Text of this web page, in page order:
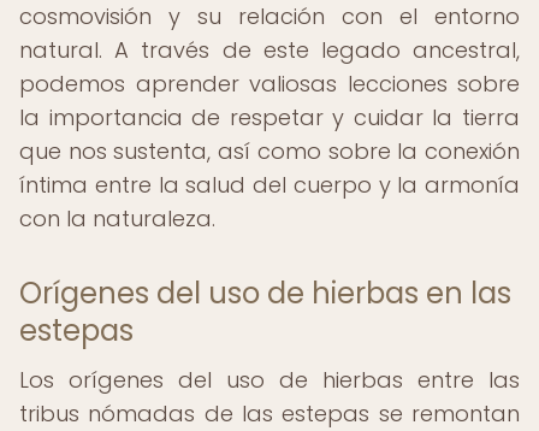
cosmovisión y su relación con el entorno
natural. A través de este legado ancestral,
podemos aprender valiosas lecciones sobre
la importancia de respetar y cuidar la tierra
que nos sustenta, así como sobre la conexión
íntima entre la salud del cuerpo y la armonía
con la naturaleza.
Orígenes del uso de hierbas en las
estepas
Los orígenes del uso de hierbas entre las
tribus nómadas de las estepas se remontan